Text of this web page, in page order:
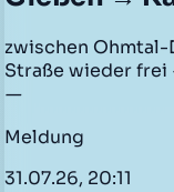
zwischen
Straße wieder frei
—
Meldung
31.07.26, 20:11